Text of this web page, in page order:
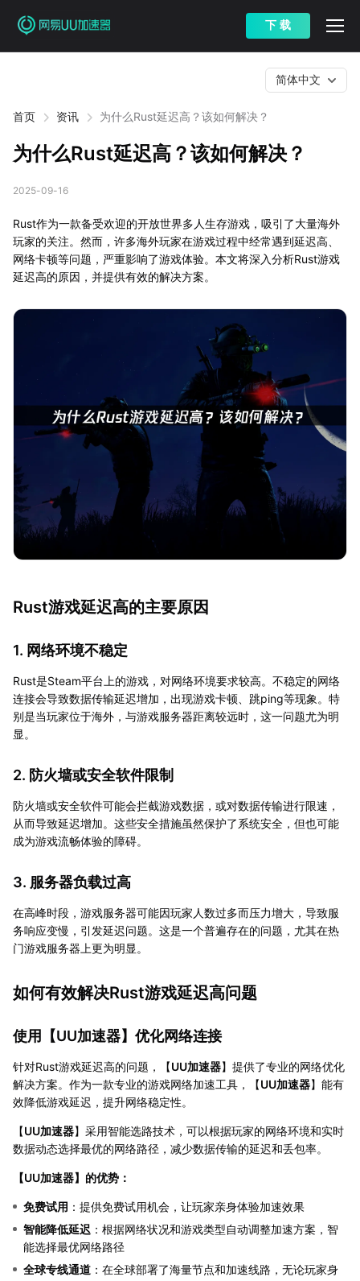
下 载
首页 资讯 为什么Rust延迟高？该如何解决？
简体中文
为什么Rust延迟高？该如何解决？
2025-09-16
Rust作为一款备受欢迎的开放世界多人生存游戏，吸引了大量海外
玩家的关注。然而，许多海外玩家在游戏过程中经常遇到延迟高、
网络卡顿等问题，严重影响了游戏体验。本文将深入分析Rust游戏
延迟高的原因，并提供有效的解决方案。
Rust游戏延迟高的主要原因
1. 网络环境不稳定
Rust是Steam平台上的游戏，对网络环境要求较高。不稳定的网络
连接会导致数据传输延迟增加，出现游戏卡顿、跳ping等现象。特
别是当玩家位于海外，与游戏服务器距离较远时，这一问题尤为明
显。
2. 防火墙或安全软件限制
防火墙或安全软件可能会拦截游戏数据，或对数据传输进行限速，
从而导致延迟增加。这些安全措施虽然保护了系统安全，但也可能
成为游戏流畅体验的障碍。
3. 服务器负载过高
在高峰时段，游戏服务器可能因玩家人数过多而压力增大，导致服
务响应变慢，引发延迟问题。这是一个普遍存在的问题，尤其在热
门游戏服务器上更为明显。
如何有效解决Rust游戏延迟高问题
使用【UU加速器】优化网络连接
针对Rust游戏延迟高的问题，【UU加速器】提供了专业的网络优化
解决方案。作为一款专业的游戏网络加速工具，【UU加速器】能有
效降低游戏延迟，提升网络稳定性。
【UU加速器】采用智能选路技术，可以根据玩家的网络环境和实时
数据动态选择最优的网络路径，减少数据传输的延迟和丢包率。
【UU加速器】的优势：
免费试用 ：提供免费试用机会，让玩家亲身体验加速效果
智能降低延迟 ：根据网络状况和游戏类型自动调整加速方案，智
能选择最优网络路径
全球专线通道 ：在全球部署了海量节点和加速线路，无论玩家身